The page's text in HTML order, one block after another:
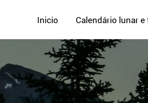
Inicio Calendário lunar